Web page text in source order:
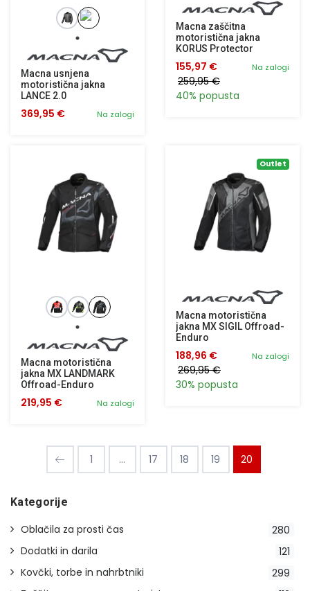
Macna usnjena
motoristična jakna
LANCE 2.0
Na zalogi
369,95 €
Macna zaščitna
motoristična jakna
KORUS Protector
Na zalogi
155,97 €
259,95 €
40% popusta
Macna motoristična
jakna MX LANDMARK
Offroad-Enduro
Na zalogi
219,95 €
Outlet
Macna motoristična
jakna MX SIGIL Offroad-
Enduro
Na zalogi
188,96 €
269,95 €
30% popusta
1 ... 17 18 19 20
Kategorije
280
Oblačila za prosti čas
121
Dodatki in darila
299
Kovčki, torbe in nahrbtniki